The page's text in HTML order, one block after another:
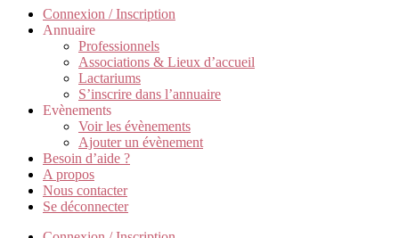
Connexion / Inscription
Annuaire
Professionnels
Associations & Lieux d’accueil
Lactariums
S’inscrire dans l’annuaire
Evènements
Voir les évènements
Ajouter un évènement
Besoin d’aide ?
A propos
Nous contacter
Se déconnecter